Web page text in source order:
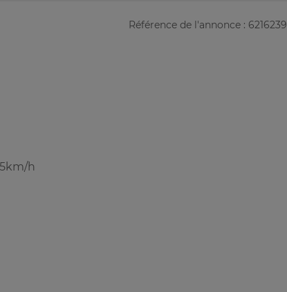
Référence de l'annonce : 6216239
h